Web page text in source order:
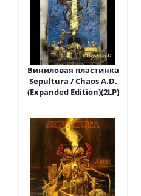
Виниловая пластинка
Sepultura / Chaos A.D.
(Expanded Edition)(2LP)